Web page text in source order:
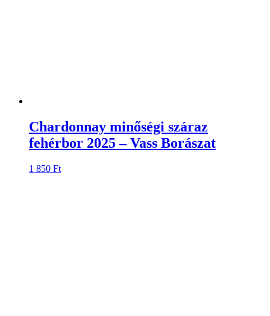
Chardonnay minőségi száraz
fehérbor 2025 – Vass Borászat
1 850 Ft